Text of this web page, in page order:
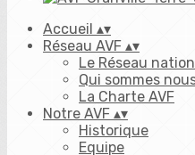
Accueil ▴▾
Réseau AVF ▴▾
Le Réseau
Qui sommes
La Charte AVF
Notre AVF ▴▾
Historique
Equipe